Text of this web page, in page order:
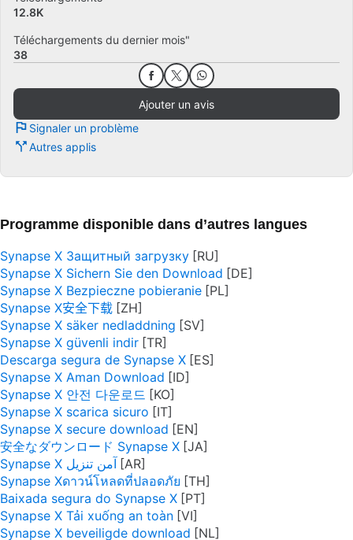
12.8K
Téléchargements du dernier mois"
38
Ajouter un avis
Signaler un problème
Autres applis
Programme disponible dans d’autres langues
Synapse X Защитный загрузку
Synapse X Sichern Sie den Download
Synapse X Bezpieczne pobieranie
Synapse X安全下载
Synapse X säker nedladdning
Synapse X güvenli indir
Descarga segura de Synapse X
Synapse X Aman Download
Synapse X 안전 다운로드
Synapse X scarica sicuro
Synapse X secure download
安全なダウンロード Synapse X
Synapse X آمن تنزيل
Synapse Xดาวน์โหลดที่ปลอดภัย
Baixada segura do Synapse X
Synapse X Tải xuống an toàn
Synapse X beveiligde download